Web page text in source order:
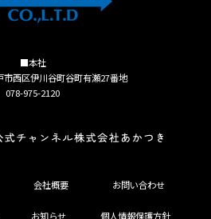
■本社
市西区伊川谷町谷町有瀬27番地
078-975-2120
会社概要 お問い合わせ
お知らせ 個人情報保護方針